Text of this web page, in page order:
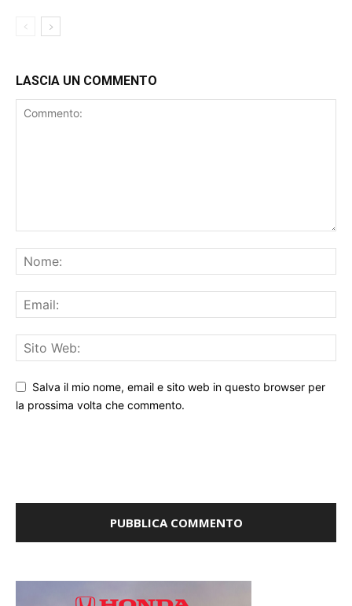
LASCIA UN COMMENTO
Salva il mio nome, email e sito web in questo browser per
la prossima volta che commento.